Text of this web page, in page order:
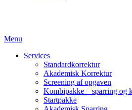
Menu
Services
Standardkorrektur
Akademisk Korrektur
Screening af opgaven
Kombipakke – sparring og
Startpakke